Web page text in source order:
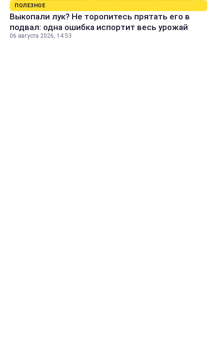
ПОЛЕЗНОЕ
Выкопали лук? Не торопитесь прятать его в
подвал: одна ошибка испортит весь урожай
06 августа 2026, 14:53